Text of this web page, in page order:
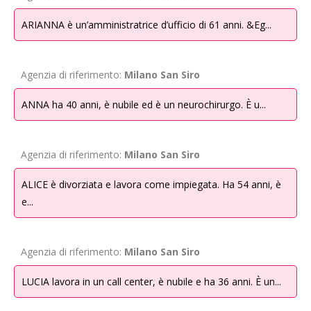
I dati sono trattati esclusivamente dal personale interno, regolarmente
autorizzato e istruito al trattamento. Solamente in caso di indagine
sono di norma conservati per brevi periodi di tempo , ad eccezione di
conferiti dall’interessato ma acquisiti automaticamente dai sistemi
2.2.Cookies
la nostra pagina cookie policy del nostro sito.
2.3. Dati raccolti con il consenso dell’utente e finalità del
L’invio facoltativo, esplicito e volontario di dati personali per registrarsi/
iscriversi al sito web sopra indicato, accettando espressamente
l’informativa privacy, comporta la successiva acquisizione del
ARIANNA è un’amministratrice d’ufficio di 61 anni. &Eg...
Agenzia di riferimento: Milano San Siro
ANNA ha 40 anni, è nubile ed è un neurochirurgo. È u...
Agenzia di riferimento: Milano San Siro
ALICE è divorziata e lavora come impiegata. Ha 54 anni, è
e...
Agenzia di riferimento: Milano San Siro
LUCIA lavora in un call center, è nubile e ha 36 anni. È un...